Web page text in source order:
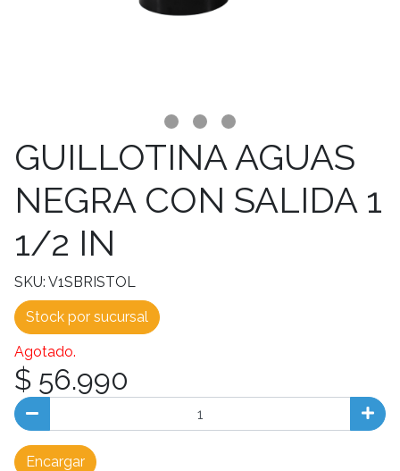
GUILLOTINA AGUAS
NEGRA CON SALIDA 1
1/2 IN
SKU: V1SBRISTOL
Stock por sucursal
Agotado.
$ 56.990
Encargar